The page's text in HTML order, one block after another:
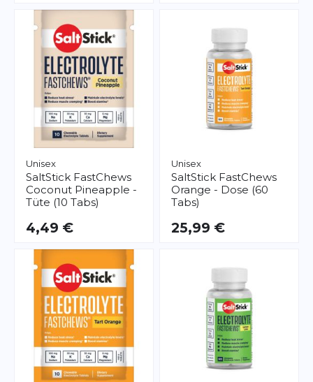
Unisex
SaltStick FastChews
Coconut Pineapple -
Tüte (10 Tabs)
4,49 €
Unisex
SaltStick FastChews
Orange - Dose (60
Tabs)
25,99 €